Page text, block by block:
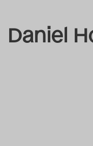
Daniel